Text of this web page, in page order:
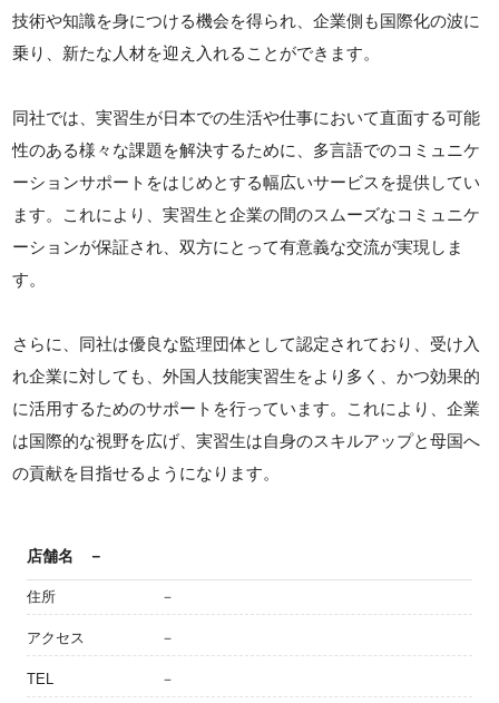
技術や知識を身につける機会を得られ、企業側も国際化の波に
乗り、新たな人材を迎え入れることができます。
同社では、実習生が日本での生活や仕事において直面する可能
性のある様々な課題を解決するために、多言語でのコミュニケ
ーションサポートをはじめとする幅広いサービスを提供してい
ます。これにより、実習生と企業の間のスムーズなコミュニケ
ーションが保証され、双方にとって有意義な交流が実現しま
す。
さらに、同社は優良な監理団体として認定されており、受け入
れ企業に対しても、外国人技能実習生をより多く、かつ効果的
に活用するためのサポートを行っています。これにより、企業
は国際的な視野を広げ、実習生は自身のスキルアップと母国へ
の貢献を目指せるようになります。
店舗名 －
住所 －
アクセス －
TEL －